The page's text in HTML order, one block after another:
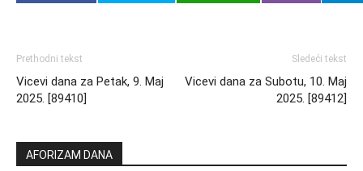
Prethodni tekst
Vicevi dana za Petak, 9. Maj
2025. [89410]
Sledeći tekst
Vicevi dana za Subotu, 10. Maj
2025. [89412]
AFORIZAM DANA